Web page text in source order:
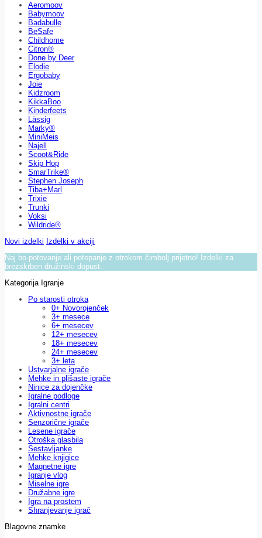
Aeromoov
Babymoov
Badabulle
BeSafe
Childhome
Citron®
Done by Deer
Elodie
Ergobaby
Joie
Kidzroom
KikkaBoo
Kinderfeets
Lässig
Marky®
MiniMeis
Najell
Scoot&Ride
Skip Hop
SmarTrike®
Stephen Joseph
Tiba+Marl
Trixie
Trunki
Voksi
Wildride®
Novi izdelki Izdelki v akciji
Naj bo potovanje ali potepanje z otrokom čimbolj prijetno! Izdelki za
brezskrben družinski dopust.
Kategorija Igranje
Po starosti otroka
0+ Novorojenček
3+ mesece
6+ mesecev
12+ mesecev
18+ mesecev
24+ mesecev
3+ leta
Ustvarjalne igrače
Mehke in plišaste igrače
Ninice za dojenčke
Igralne podloge
Igralni centri
Aktivnostne igrače
Senzorične igrače
Lesene igrače
Otroška glasbila
Sestavljanke
Mehke knjigice
Magnetne igre
Igranje vlog
Miselne igre
Družabne igre
Igra na prostem
Shranjevanje igrač
Blagovne znamke